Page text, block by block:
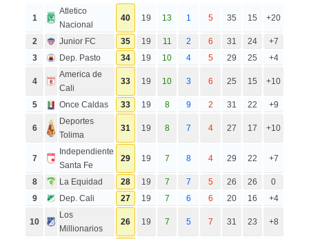
1
Atletico
Nacional
40 19 13 1 5 35 15 +20
2 Junior FC 35 19 11 2 6 31 24
+7
3
Dep. Pasto 34 19 10 4 5 29 25 +4
4
America de
Cali
33 19 10 3 6 25 15 +10
5 Once Caldas 33 19 8 9 2 31 22 +9
6
Deportes
Tolima
31 19 8 7 4 27 17 +10
7
Independiente
Santa Fe
29 19 7 8 4 29 22 +7
8 La Equidad 28 19 7 7 5 26 26
0
9
Dep. Cali 27 19 7 6 6 20 16 +4
10
Los
Millionarios
26 19 7 5 7 31 23 +8